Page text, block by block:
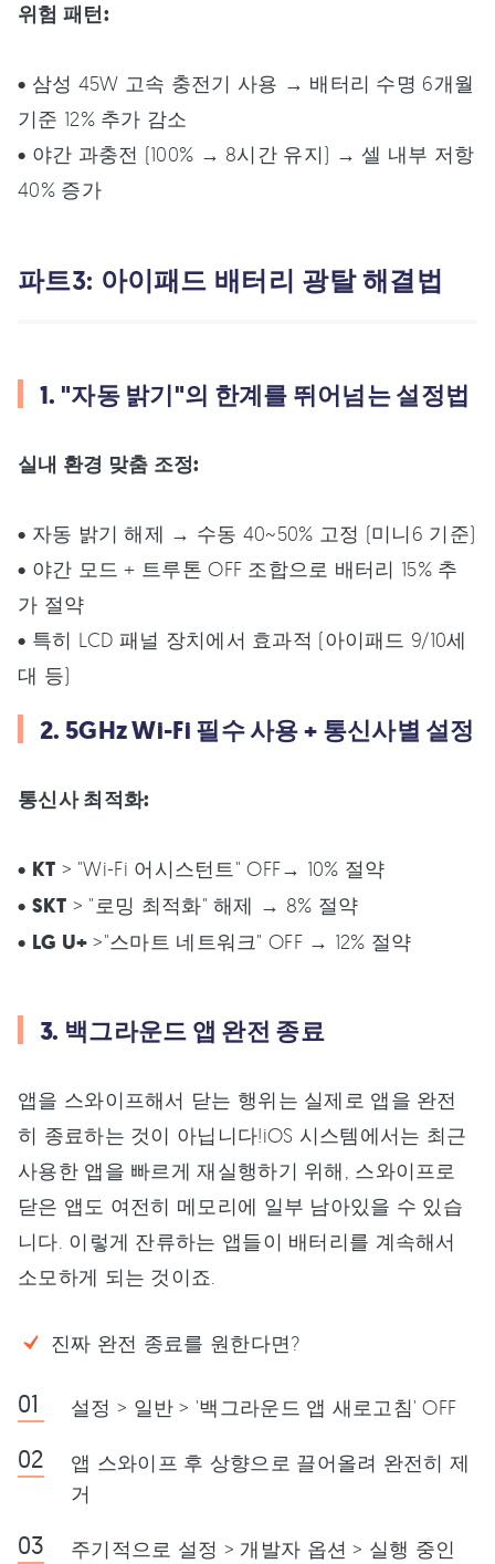
위험 패턴:
• 삼성 45W 고속 충전기 사용 → 배터리 수명 6개월
기준 12% 추가 감소
• 야간 과충전 (100% → 8시간 유지) → 셀 내부 저항
40% 증가
파트3: 아이패드 배터리 광탈 해결법
1. "자동 밝기"의 한계를 뛰어넘는 설정법
실내 환경 맞춤 조정:
• 자동 밝기 해제 → 수동 40~50% 고정 (미니6 기준)
• 야간 모드 + 트루톤 OFF 조합으로 배터리 15% 추
가 절약
• 특히 LCD 패널 장치에서 효과적 (아이패드 9/10세
대 등)
2. 5GHz Wi-Fi 필수 사용 + 통신사별 설정
통신사 최적화:
• KT > "Wi-Fi 어시스턴트" OFF→ 10% 절약
• SKT > "로밍 최적화" 해제 → 8% 절약
• LG U+ >"스마트 네트워크" OFF → 12% 절약
3. 백그라운드 앱 완전 종료
앱을 스와이프해서 닫는 행위는 실제로 앱을 완전
히 종료하는 것이 아닙니다!iOS 시스템에서는 최근
사용한 앱을 빠르게 재실행하기 위해, 스와이프로
닫은 앱도 여전히 메모리에 일부 남아있을 수 있습
니다. 이렇게 잔류하는 앱들이 배터리를 계속해서
소모하게 되는 것이죠.
진짜 완전 종료를 원한다면?
설정 > 일반 > '백그라운드 앱 새로고침' OFF
앱 스와이프 후 상향으로 끌어올려 완전히 제
거
주기적으로 설정 > 개발자 옵션 > 실행 중인